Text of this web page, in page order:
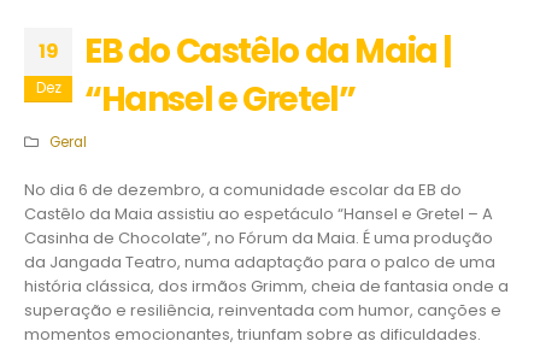
19
Dez
EB do Castêlo da Maia |
“Hansel e Gretel”
Geral
No dia 6 de dezembro, a comunidade escolar da EB do
Castêlo da Maia assistiu ao espetáculo “Hansel e Gretel – A
Casinha de Chocolate”, no Fórum da Maia. É uma produção
da Jangada Teatro, numa adaptação para o palco de uma
história clássica, dos irmãos Grimm, cheia de fantasia onde a
superação e resiliência, reinventada com humor, canções e
momentos emocionantes, triunfam sobre as dificuldades.